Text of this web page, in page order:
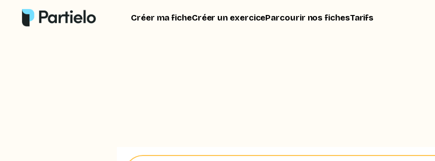
Créer ma ficheCréer un exerciceParcourir nos fichesTarifs